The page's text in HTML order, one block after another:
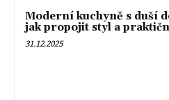
Moderní kuchyně s duší
jak propojit styl a
31.12.2025